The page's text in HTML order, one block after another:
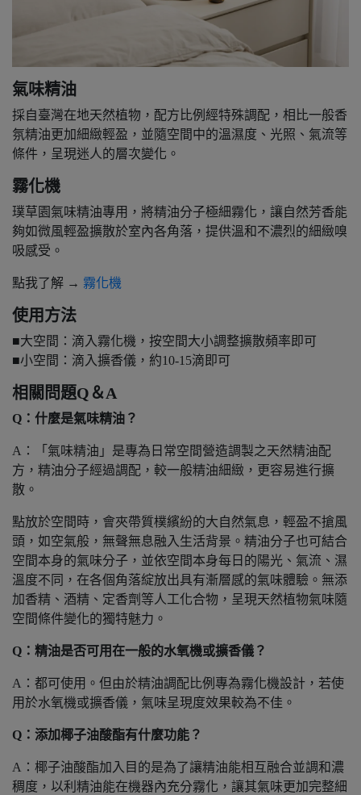
氣味精油
採自臺灣在地天然植物，配方比例經特殊調配，相比一般香
氛精油更加細緻輕盈，並隨空間中的溫濕度、光照、氣流等
條件，呈現迷人的層次變化。
霧化機
璞草園氣味精油專用，將精油分子極細霧化，讓自然芳香能
夠如微風輕盈擴散於室內各角落，提供溫和不濃烈的細緻嗅
吸感受。
點我了解 → 霧化機
使用方法
■大空間：滴入霧化機，按空間大小調整擴散頻率即可
■小空間：滴入擴香儀，約10-15滴即可
相關問題Q＆A
Q：什麼是氣味精油？
A：「氣味精油」是專為日常空間營造調製之天然精油配
方，精油分子經過調配，較一般精油細緻，更容易進行擴
散。
點放於空間時，會夾帶質樸繽紛的大自然氣息，輕盈不搶風
頭，如空氣般，無聲無息融入生活背景。精油分子也可結合
空間本身的氣味分子，並依空間本身每日的陽光、氣流、濕
溫度不同，在各個角落綻放出具有漸層感的氣味體驗。無添
加香精、酒精、定香劑等人工化合物，呈現天然植物氣味隨
空間條件變化的獨特魅力。
Q：精油是否可用在一般的水氧機或擴香儀？
A：都可使用。但由於精油調配比例專為霧化機設計，若使
用於水氧機或擴香儀，氣味呈現度效果較為不佳。
Q：添加椰子油酸酯有什麼功能？
A：椰子油酸酯加入目的是為了讓精油能相互融合並調和濃
稠度，以利精油能在機器內充分霧化，讓其氣味更加完整細